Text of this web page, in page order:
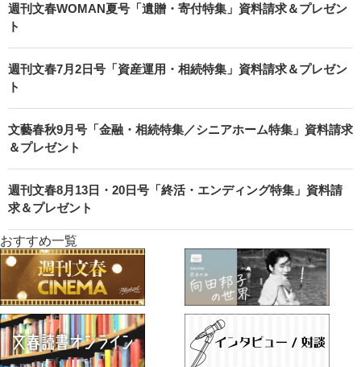
週刊文春WOMAN夏号「遺贈・寄付特集」資料請求＆プレゼン
ト
週刊文春7月2日号「資産運用・相続特集」資料請求＆プレゼン
ト
文藝春秋9月号「金融・相続特集／シニアホーム特集」資料請求
＆プレゼント
週刊文春8月13日・20日号「終活・エンディング特集」資料請
求＆プレゼント
おすすめ一覧